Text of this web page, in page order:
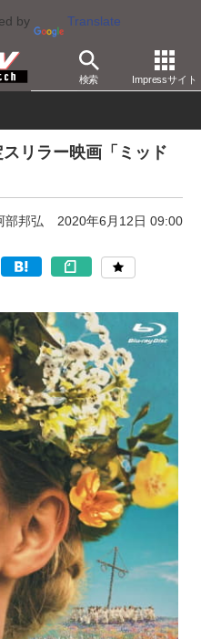
by Translate
検索 Impressサイト
BD/DVD
リラー映画「ミッド
部邦弘 2020年6月12日 09:00